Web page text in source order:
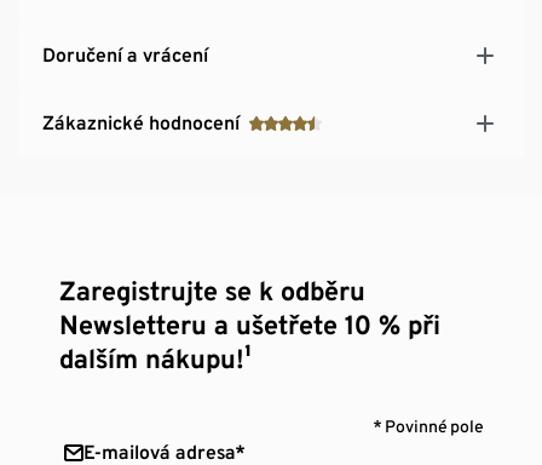
Doručení a vrácení
Zákaznické hodnocení
Zaregistrujte se k odběru
Newsletteru a ušetřete 10 % při
dalším nákupu!¹
* Povinné pole
E-mailová adresa*